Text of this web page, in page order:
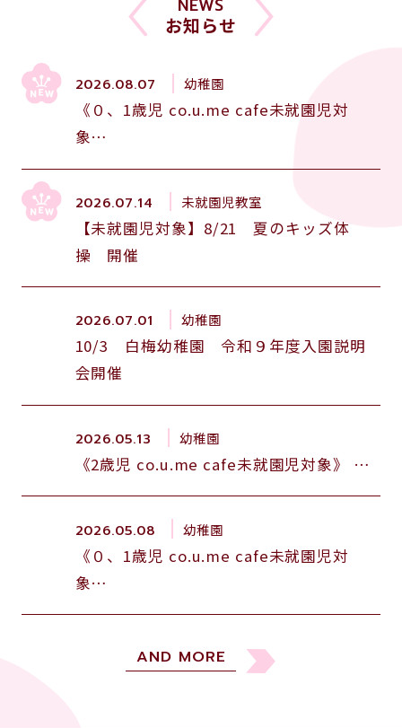
NEWS
お知らせ
2026.08.07 幼稚園
《０、1歳児 co.u.me cafe未就園児対
象…
2026.07.14 未就園児教室
【未就園児対象】8/21 夏のキッズ体
操 開催
2026.07.01 幼稚園
10/3 白梅幼稚園 令和９年度入園説明
会開催
2026.05.13 幼稚園
《2歳児 co.u.me cafe未就園児対象》 …
2026.05.08 幼稚園
《０、1歳児 co.u.me cafe未就園児対
象…
AND MORE